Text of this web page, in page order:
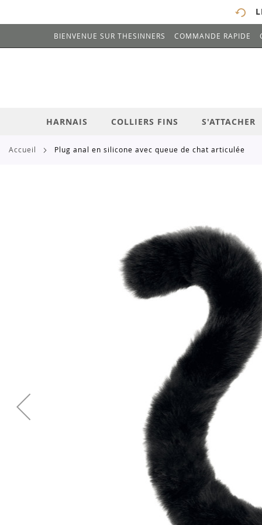
ALLEZ
BIENVENUE SUR THESINNERS COMMANDE RAPIDE
# ENTREZ AU MOINS 3 CARACTÈRES POUR
HARNAIS COLLIERS FINS S'ATTACHER
accueil plug anal en silicone avec queue de chat articulée